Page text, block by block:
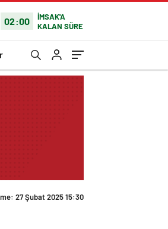
02:00
İMSAK'A
KALAN SÜRE
27 Şubat 2025 15:30